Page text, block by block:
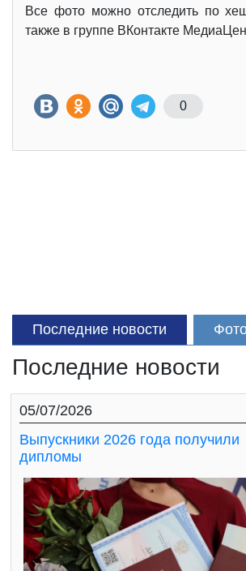
Все фото можно отследить по
также в группе ВКонтакте
0
Последние новости
Последние новости
05/07/2026
Выпускники 2026 года получили
дипломы